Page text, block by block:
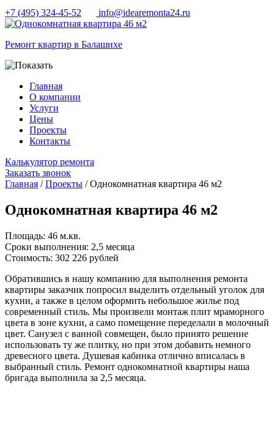
+7 (495) 324-45-52 info@idearemonta24.ru
Ремонт квартир в Балашихе
Главная
О компании
Услуги
Цены
Проекты
Контакты
Калькулятор ремонта
Заказать звонок
Главная /Проекты / Однокомнатная квартира 46 м2
Однокомнатная квартира 46 м2
Площадь: 46 м.кв.
Сроки выполнения: 2,5 месяца
Cтоимость: 302 226 рублей
Обратившись в нашу компанию для выполнения ремонта
квартиры заказчик попросил выделить отдельный уголок для
кухни, а также в целом оформить небольшое жилье под
современный стиль. Мы произвели монтаж плит мраморного
цвета в зоне кухни, а само помещение переделали в молочный
цвет. Санузел с ванной совмещен, было принято решение
использовать ту же плитку, но при этом добавить немного
древесного цвета. Душевая кабинка отлично вписалась в
выбранный стиль. Ремонт однокомнатной квартиры наша
бригада выполнила за 2,5 месяца.